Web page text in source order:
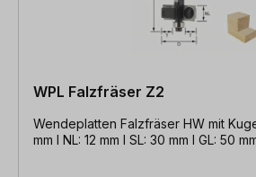
WPL Falzfräser Z2
Wendeplatten Falzfräser HW mit
mm l NL: 12 mm l SL: 30 mm l GL: 50